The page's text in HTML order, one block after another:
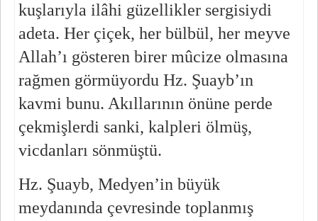
kuşlarıyla ilâhi güzellikler sergisiydi
adeta. Her çiçek, her bülbül, her meyve
Allah’ı gösteren birer mûcize olmasına
rağmen görmüyordu Hz. Şuayb’ın
kavmi bunu. Akıllarının önüne perde
çekmişlerdi sanki, kalpleri ölmüş,
vicdanları sönmüştü.
Hz. Şuayb, Medyen’in büyük
meydanında çevresinde toplanmış